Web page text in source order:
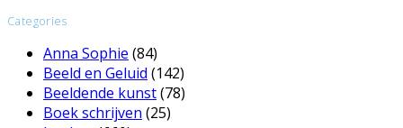
Categories
Anna Sophie (84)
Beeld en Geluid (142)
Beeldende kunst(78)
Boek schrijven (25)